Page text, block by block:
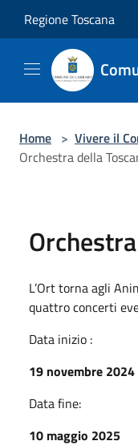
Regione Toscana
Home > Vivere il
Orchestra della
L’Ort torna agli
quattro concerti
Data inizio :
19 novembre 2024
Data fine:
10 maggio 2025